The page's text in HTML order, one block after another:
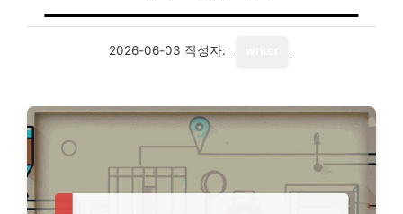
2026-06-03 작성자: